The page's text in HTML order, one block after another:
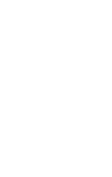
Arbeitsbuch
double-Ausgabe
Archiv mit allen
IXYPSILONZETT-